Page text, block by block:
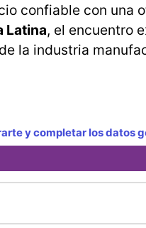
confiable con una
Latina, el encuentro
la industria
y completar los datos